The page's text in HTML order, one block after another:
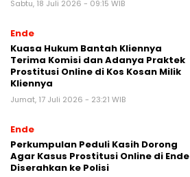
Sabtu, 18 Juli 2026 - 09:15 WIB
Ende
Kuasa Hukum Bantah Kliennya
Terima Komisi dan Adanya Praktek
Prostitusi Online di Kos Kosan Milik
Kliennya
Jumat, 17 Juli 2026 - 23:21 WIB
Ende
Perkumpulan Peduli Kasih Dorong
Agar Kasus Prostitusi Online di Ende
Diserahkan ke Polisi